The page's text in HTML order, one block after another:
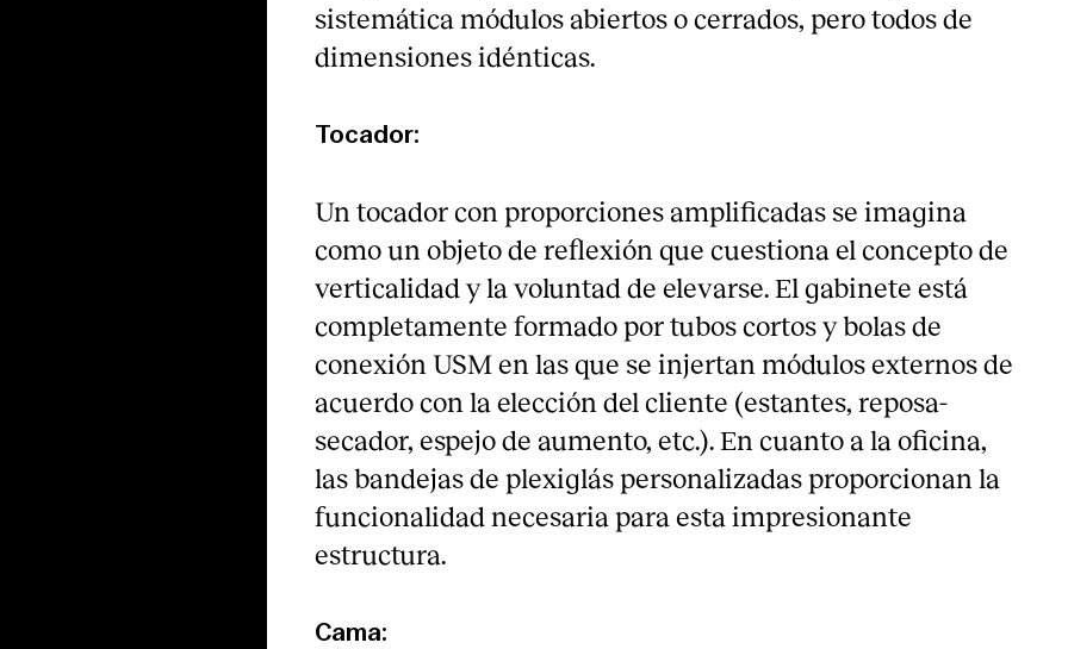
sistemática módulos abiertos o cerrados, pero todos de
dimensiones idénticas.
Tocador:
Un tocador con proporciones amplificadas se imagina
como un objeto de reflexión que cuestiona el concepto de
verticalidad y la voluntad de elevarse. El gabinete está
completamente formado por tubos cortos y bolas de
conexión USM en las que se injertan módulos externos de
acuerdo con la elección del cliente (estantes, reposa-
secador, espejo de aumento, etc.). En cuanto a la oficina,
las bandejas de plexiglás personalizadas proporcionan la
funcionalidad necesaria para esta impresionante
estructura.
Cama: